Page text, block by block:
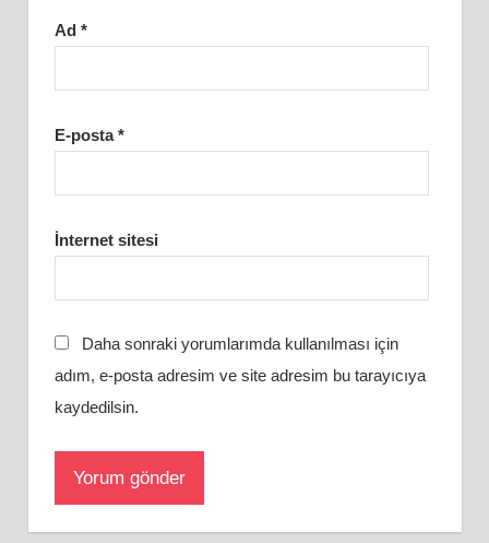
Ad *
E-posta*
İnternet sitesi
Daha sonraki yorumlarımda kullanılması için
adım, e-posta adresim ve site adresim bu tarayıcıya
kaydedilsin.